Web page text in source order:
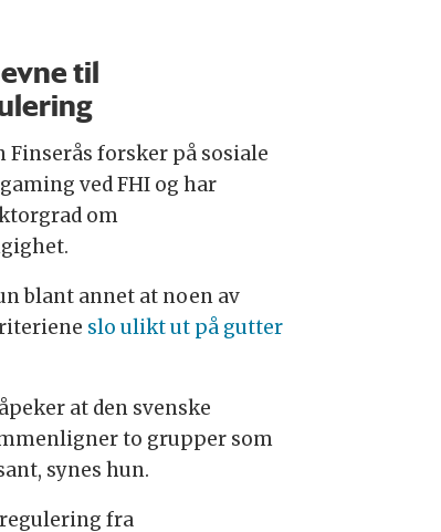
til
Finserås forsker på sosiale
ved FHI og har
om
blant annet at noen av
slo ulikt ut på gutter
at den svenske
to grupper som
synes hun.
fra